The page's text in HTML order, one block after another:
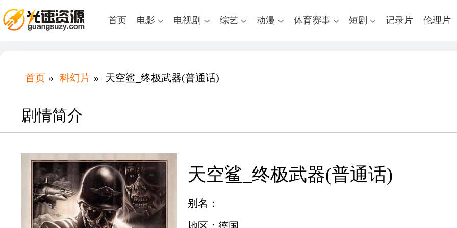
首页 电影 电视剧 综艺 动漫 体育赛事 短剧 记录片 伦理片
首页 » 科幻片 » 天空鲨_终极武器(普通话)
剧情简介
天空鲨_终极武器(普通话)
别名：